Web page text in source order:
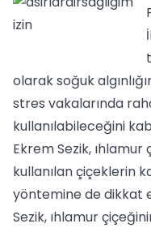
olarak soğuk
stres vakalarında
kullanılabileceğini
Ekrem Sezik,
kullanılan çiçeklerin
yöntemine de dikkat
Sezik, ıhlamur